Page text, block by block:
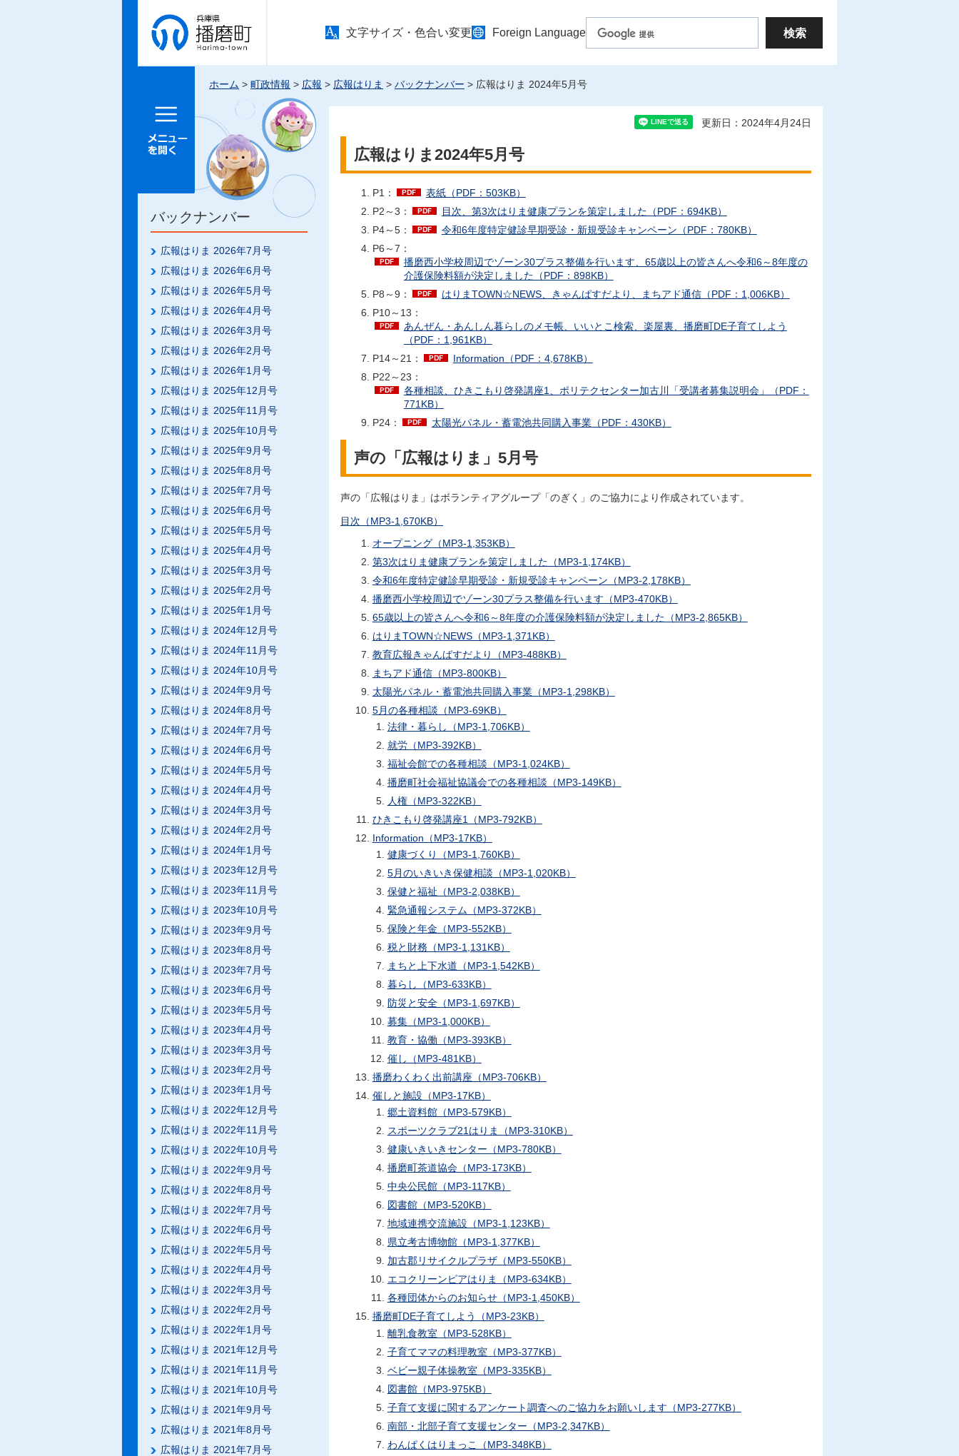
兵庫県 播
磨町
文字サイズ・色合い変更 Foreign Language
メニュー
ホーム > 町政情報 > 広報 > 広報はりま > バックナンバー > 広報はりま 2024年5月号
バックナンバー
広報はりま 2026年7月号
広報はりま 2026年6月号
広報はりま 2026年5月号
広報はりま 2026年4月号
広報はりま 2026年3月号
広報はりま 2026年2月号
広報はりま 2026年1月号
広報はりま 2025年12月号
広報はりま 2025年11月号
広報はりま 2025年10月号
広報はりま 2025年9月号
広報はりま 2025年8月号
広報はりま 2025年7月号
広報はりま 2025年6月号
広報はりま 2025年5月号
広報はりま 2025年4月号
広報はりま 2025年3月号
広報はりま 2025年2月号
広報はりま 2025年1月号
広報はりま 2024年12月号
広報はりま 2024年11月号
広報はりま 2024年10月号
広報はりま 2024年9月号
広報はりま 2024年8月号
広報はりま 2024年7月号
広報はりま 2024年6月号
広報はりま 2024年5月号
広報はりま 2024年4月号
広報はりま 2024年3月号
広報はりま 2024年2月号
広報はりま 2024年1月号
広報はりま 2023年12月号
広報はりま 2023年11月号
広報はりま 2023年10月号
広報はりま 2023年9月号
広報はりま 2023年8月号
広報はりま 2023年7月号
広報はりま 2023年6月号
広報はりま 2023年5月号
広報はりま 2023年4月号
広報はりま 2023年3月号
広報はりま 2023年2月号
広報はりま 2023年1月号
広報はりま 2022年12月号
広報はりま 2022年11月号
広報はりま 2022年10月号
広報はりま 2022年9月号
広報はりま 2022年8月号
広報はりま 2022年7月号
広報はりま 2022年6月号
広報はりま 2022年5月号
広報はりま 2022年4月号
広報はりま 2022年3月号
広報はりま 2022年2月号
広報はりま 2022年1月号
広報はりま 2021年12月号
広報はりま 2021年11月号
広報はりま 2021年10月号
広報はりま 2021年9月号
広報はりま 2021年8月号
広報はりま 2021年7月号
更新日：2024年4月24日
広報はりま2024年5月号
P1：
表紙（PDF：503KB）
P2～3：
目次、第3次はりま健康プランを策定しました（PDF：694KB）
P4～5：
令和6年度特定健診早期受診・新規受診キャンペーン（PDF：780KB）
P6～7：
播磨西小学校周辺でゾーン30プラス整備を行います、65歳以上の皆さんへ令和6～8年度の
介護保険料額が決定しました（PDF：898KB）
P8～9：
はりまTOWN☆NEWS、きゃんぱすだより、まちアド通信（PDF：1,006KB）
P10～13：
あんぜん・あんしん暮らしのメモ帳、いいとこ検索、楽屋裏、播磨町DE子育てしよう
（PDF：1,961KB）
P14～21：
Information（PDF：4,678KB）
P22～23：
各種相談、ひきこもり啓発講座1、ポリテクセンター加古川「受講者募集説明会」（PDF：
771KB）
P24：
太陽光パネル・蓄電池共同購入事業（PDF：430KB）
声の「広報はりま」5月号
声の「広報はりま」はボランティアグループ「のぎく」のご協力により作成されています。
目次（MP3-1,670KB）
オープニング（MP3-1,353KB）
第3次はりま健康プランを策定しました（MP3-1,174KB）
令和6年度特定健診早期受診・新規受診キャンペーン（MP3-2,178KB）
播磨西小学校周辺でゾーン30プラス整備を行います（MP3-470KB）
65歳以上の皆さんへ令和6～8年度の介護保険料額が決定しました（MP3-2,865KB）
はりまTOWN☆NEWS（MP3-1,371KB）
教育広報きゃんばすだより（MP3-488KB）
まちアド通信（MP3-800KB）
太陽光パネル・蓄電池共同購入事業（MP3-1,298KB）
5月の各種相談（MP3-69KB）
法律・暮らし（MP3-1,706KB）
就労（MP3-392KB）
福祉会館での各種相談（MP3-1,024KB）
播磨町社会福祉協議会での各種相談（MP3-149KB）
人権（MP3-322KB）
ひきこもり啓発講座1（MP3-792KB）
Information（MP3-17KB）
健康づくり（MP3-1,760KB）
5月のいきいき保健相談（MP3-1,020KB）
保健と福祉（MP3-2,038KB）
緊急通報システム（MP3-372KB）
保険と年金（MP3-552KB）
税と財務（MP3-1,131KB）
まちと上下水道（MP3-1,542KB）
暮らし（MP3-633KB）
防災と安全（MP3-1,697KB）
募集（MP3-1,000KB）
教育・協働（MP3-393KB）
催し（MP3-481KB）
播磨わくわく出前講座（MP3-706KB）
催しと施設（MP3-17KB）
郷土資料館（MP3-579KB）
スポーツクラブ21はりま（MP3-310KB）
健康いきいきセンター（MP3-780KB）
播磨町茶道協会（MP3-173KB）
中央公民館（MP3-117KB）
図書館（MP3-520KB）
地域連携交流施設（MP3-1,123KB）
県立考古博物館（MP3-1,377KB）
加古郡リサイクルプラザ（MP3-550KB）
エコクリーンピアはりま（MP3-634KB）
各種団体からのお知らせ（MP3-1,450KB）
播磨町DE子育てしよう（MP3-23KB）
離乳食教室（MP3-528KB）
子育てママの料理教室（MP3-377KB）
ベビー親子体操教室（MP3-335KB）
図書館（MP3-975KB）
子育て支援に関するアンケート調査へのご協力をお願いします（MP3-277KB）
南部・北部子育て支援センター（MP3-2,347KB）
わんぱくはりまっこ（MP3-348KB）